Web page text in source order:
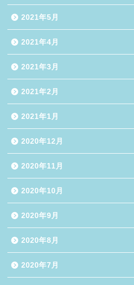
2021年5月
2021年4月
2021年3月
2021年2月
2021年1月
2020年12月
2020年11月
2020年10月
2020年9月
2020年8月
2020年7月